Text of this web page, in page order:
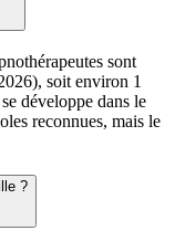
sont
soit environ 1
développe dans le
reconnues, mais le
?